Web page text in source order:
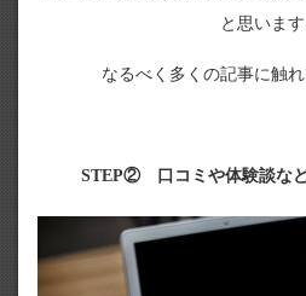
と思います
なるべく多くの記事に触れ
STEP② 口コミや体験談な